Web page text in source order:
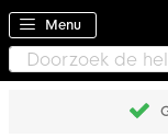
Menu